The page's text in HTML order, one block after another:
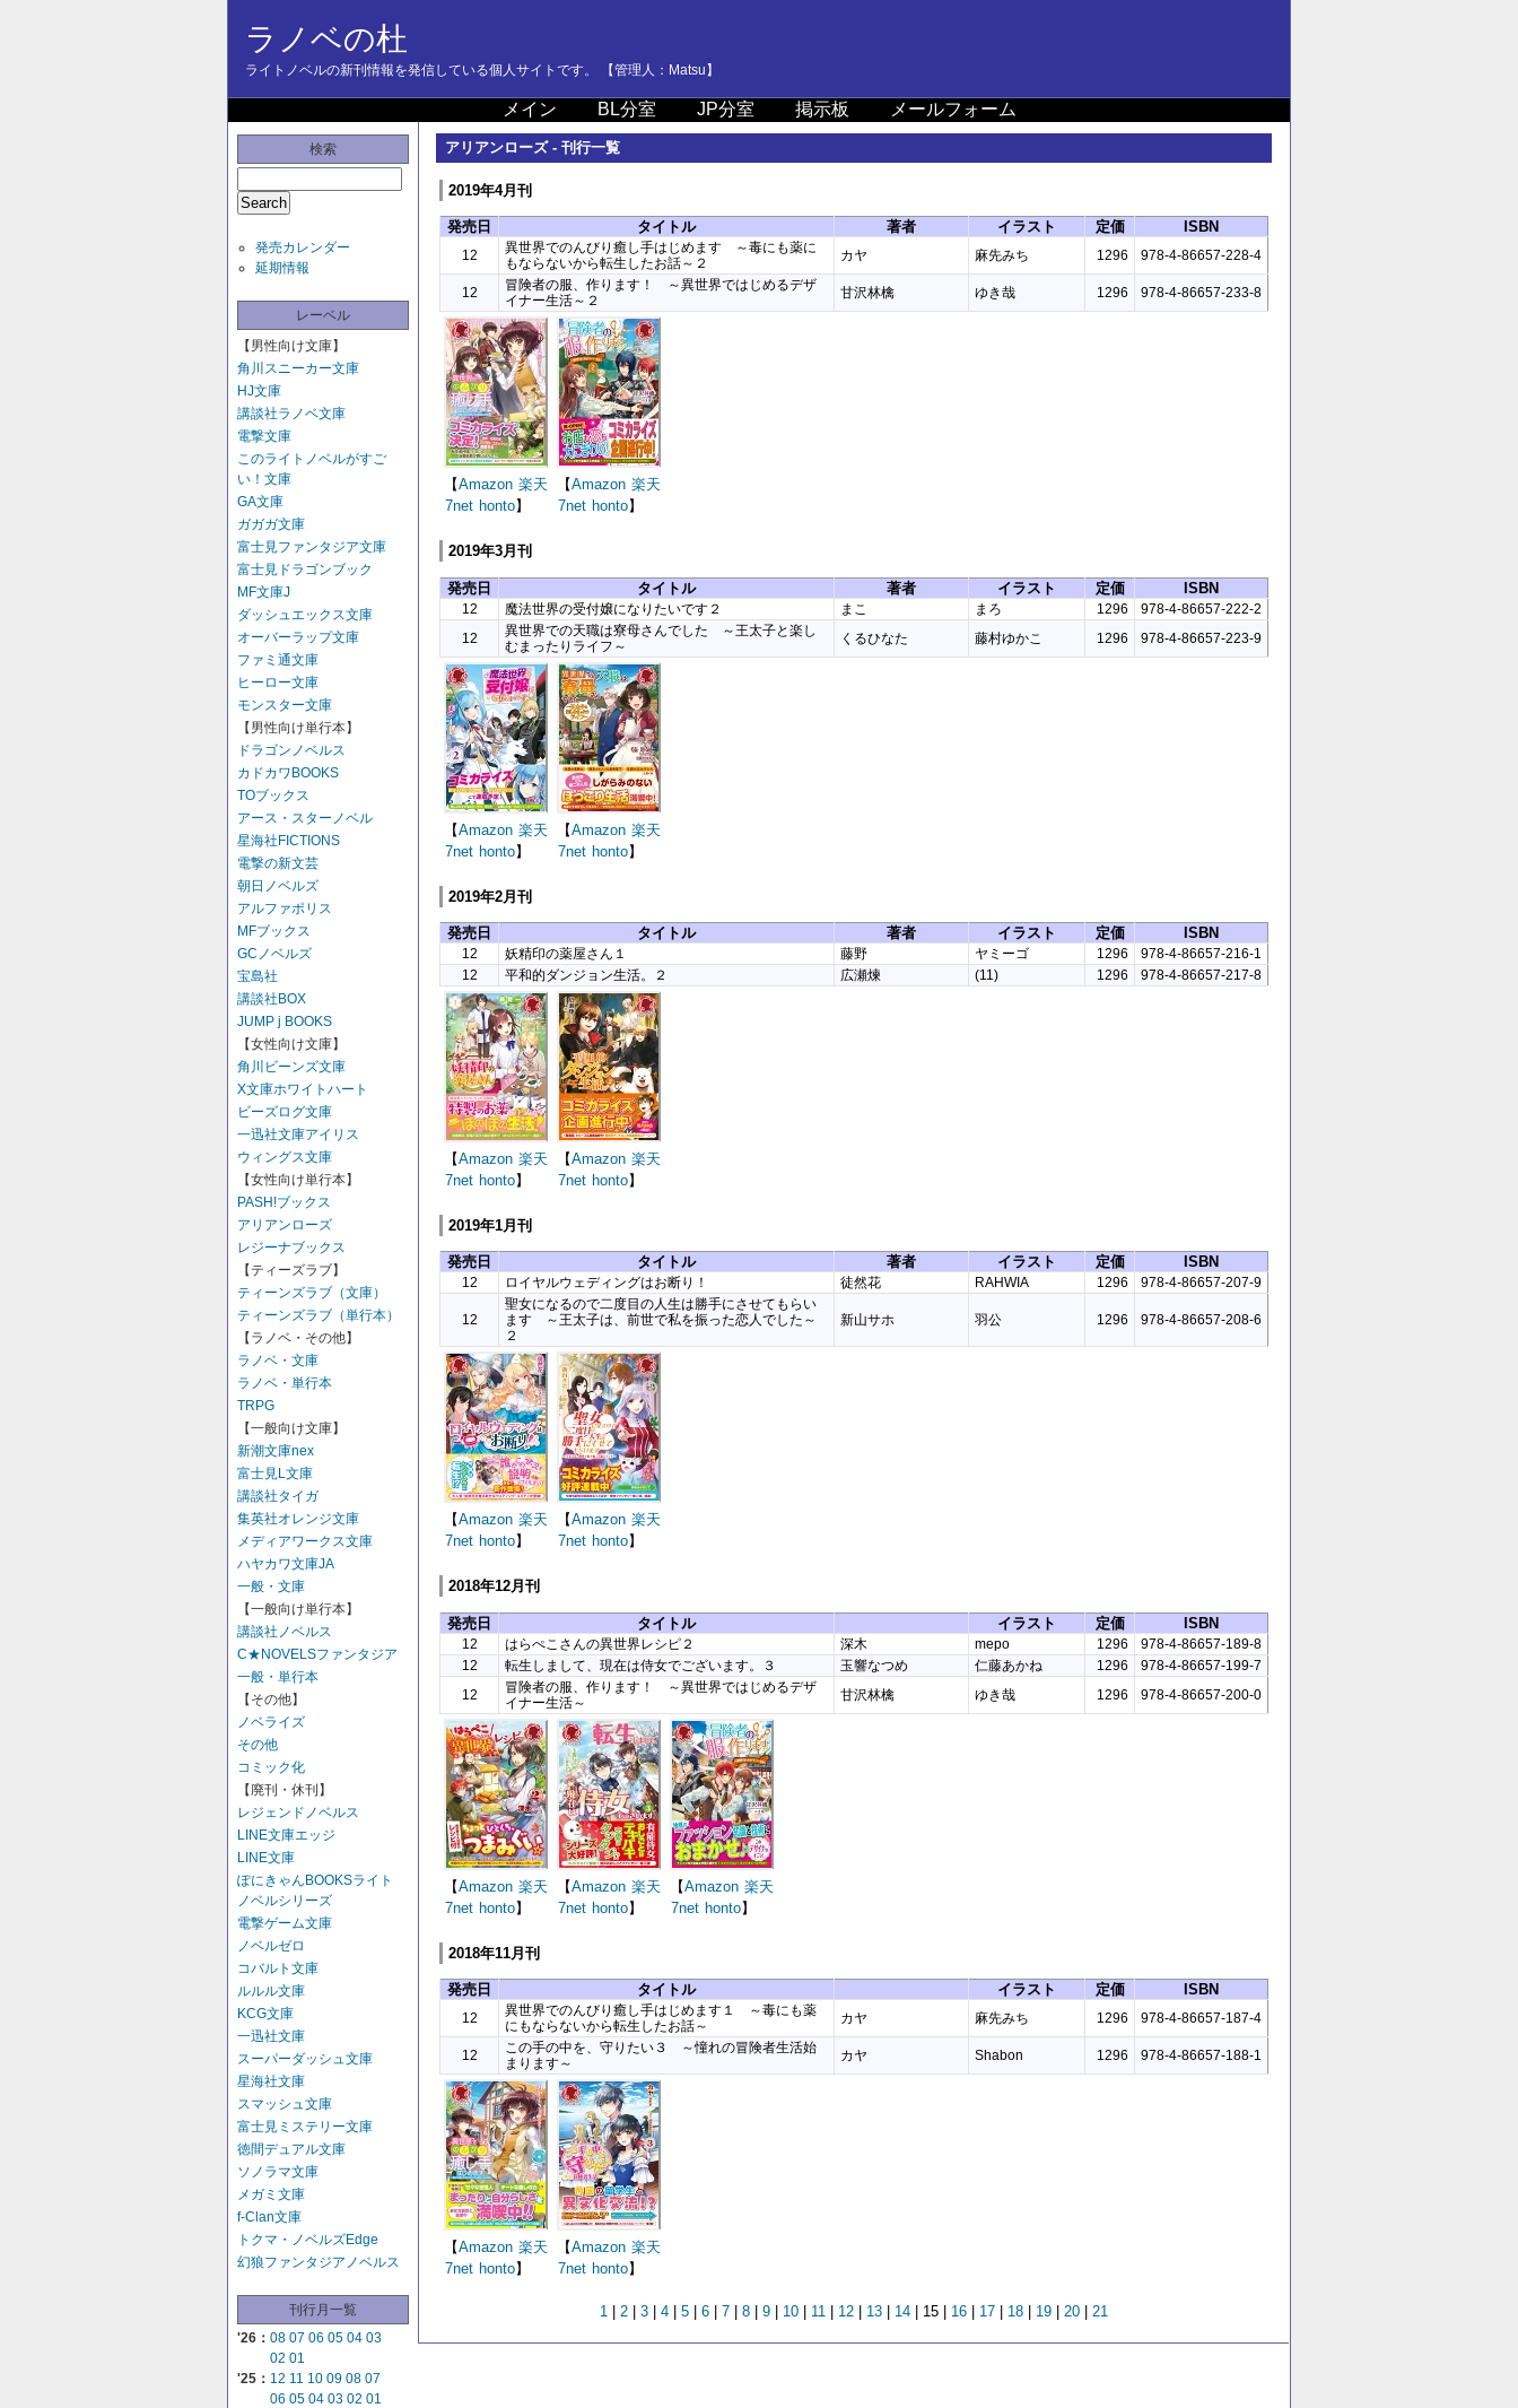
ラノベの杜
ライトノベルの新刊情報を発信している個人サイトです。 【管理人：Matsu】
メイン BL分室 JP分室 掲示板 メールフォーム
検索
発売カレンダー
延期情報
レーベル
【男性向け文庫】
角川スニーカー文庫
HJ文庫
講談社ラノベ文庫
電撃文庫
このライトノベルがすご
い！文庫
GA文庫
ガガガ文庫
富士見ファンタジア文庫
富士見ドラゴンブック
MF文庫J
ダッシュエックス文庫
オーバーラップ文庫
ファミ通文庫
ヒーロー文庫
モンスター文庫
【男性向け単行本】
ドラゴンノベルス
カドカワBOOKS
TOブックス
アース・スターノベル
星海社FICTIONS
電撃の新文芸
朝日ノベルズ
アルファポリス
MFブックス
GCノベルズ
宝島社
講談社BOX
JUMP j BOOKS
【女性向け文庫】
角川ビーンズ文庫
X文庫ホワイトハート
ビーズログ文庫
一迅社文庫アイリス
ウィングス文庫
【女性向け単行本】
PASH!ブックス
アリアンローズ
レジーナブックス
【ティーズラブ】
ティーンズラブ（文庫）
ティーンズラブ（単行本）
【ラノベ・その他】
ラノベ・文庫
ラノベ・単行本
TRPG
【一般向け文庫】
新潮文庫nex
富士見L文庫
講談社タイガ
集英社オレンジ文庫
メディアワークス文庫
ハヤカワ文庫JA
一般・文庫
【一般向け単行本】
講談社ノベルス
C★NOVELSファンタジア
一般・単行本
【その他】
ノベライズ
その他
コミック化
【廃刊・休刊】
レジェンドノベルス
LINE文庫エッジ
LINE文庫
ぽにきゃんBOOKSライト
ノベルシリーズ
電撃ゲーム文庫
ノベルゼロ
コバルト文庫
ルルル文庫
KCG文庫
一迅社文庫
スーパーダッシュ文庫
星海社文庫
スマッシュ文庫
富士見ミステリー文庫
徳間デュアル文庫
ソノラマ文庫
メガミ文庫
f-Clan文庫
トクマ・ノベルズEdge
幻狼ファンタジアノベルス
刊行月一覧
'26： 08 07 06 05 04 03
02 01
'25： 12 11 10 09 08 07
06 05 04 03 02 01
アリアンローズ - 刊行一覧
2019年4月刊
発売日 タイトル 著者 イラスト 定価 ISBN
12
異世界でのんびり癒し手はじめます ～毒にも薬に
もならないから転生したお話～２
カヤ 麻先みち 1296 978-4-86657-228-4
12
冒険者の服、作ります！ ～異世界ではじめるデザ
イナー生活～２
甘沢林檎 ゆき哉 1296 978-4-86657-233-8
【Amazon 楽天
7net honto】
【Amazon 楽天
7net honto】
2019年3月刊
発売日 タイトル 著者 イラスト 定価 ISBN
12 魔法世界の受付嬢になりたいです２ まこ まろ 1296
978-4-86657-222-2
12
異世界での天職は寮母さんでした ～王太子と楽し
むまったりライフ～
くるひなた 藤村ゆかこ 1296 978-4-86657-223-9
【Amazon 楽天
7net honto】
【Amazon 楽天
7net honto】
2019年2月刊
発売日 タイトル 著者 イラスト 定価 ISBN
12 妖精印の薬屋さん１ 藤野 ヤミーゴ 1296
978-4-86657-216-1
12
平和的ダンジョン生活。２ 広瀬煉 (11) 1296 978-4-86657-217-8
【Amazon 楽天
7net honto】
【Amazon 楽天
7net honto】
2019年1月刊
発売日 タイトル 著者 イラスト 定価 ISBN
12 ロイヤルウェディングはお断り！ 徒然花 RAHWIA 1296 978-4-86657-207-9
12
聖女になるので二度目の人生は勝手にさせてもらい
ます ～王太子は、前世で私を振った恋人でした～
２
新山サホ 羽公 1296 978-4-86657-208-6
【Amazon 楽天
7net honto】
【Amazon 楽天
7net honto】
2018年12月刊
発売日 タイトル イラスト 定価 ISBN
12 はらぺこさんの異世界レシピ２ 深木 mepo 1296
978-4-86657-189-8
12
転生しまして、現在は侍女でございます。３ 玉響なつめ 仁藤あかね 1296
978-4-86657-199-7
12
冒険者の服、作ります！ ～異世界ではじめるデザ
イナー生活～
甘沢林檎 ゆき哉 1296 978-4-86657-200-0
【Amazon 楽天
7net honto】
【Amazon 楽天
7net honto】
【Amazon 楽天
7net honto】
2018年11月刊
発売日 タイトル イラスト 定価 ISBN
12
異世界でのんびり癒し手はじめます１ ～毒にも薬
にもならないから転生したお話～
カヤ 麻先みち 1296 978-4-86657-187-4
12
この手の中を、守りたい３ ～憧れの冒険者生活始
まります～
カヤ Shabon 1296 978-4-86657-188-1
【Amazon 楽天
7net honto】
【Amazon 楽天
7net honto】
1 2 3 4 5 6 7 8 9 10 11 12 13 14 | 15 | 16 17 18 19 20 21